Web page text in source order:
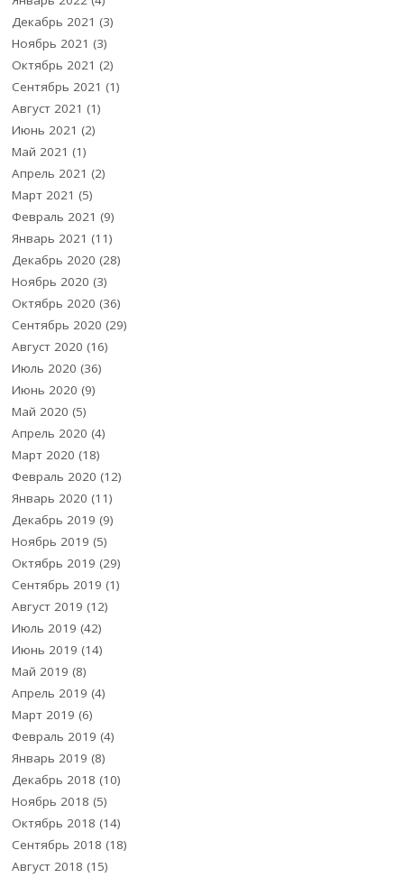
Декабрь 2021 (3)
Ноябрь 2021 (3)
Октябрь 2021 (2)
Сентябрь 2021 (1)
Август 2021 (1)
Июнь 2021 (2)
Май 2021 (1)
Апрель 2021 (2)
Март 2021 (5)
Февраль 2021 (9)
Январь 2021 (11)
Декабрь 2020 (28)
Ноябрь 2020 (3)
Октябрь 2020 (36)
Сентябрь 2020 (29)
Август 2020 (16)
Июль 2020 (36)
Июнь 2020 (9)
Май 2020 (5)
Апрель 2020 (4)
Март 2020 (18)
Февраль 2020 (12)
Январь 2020 (11)
Декабрь 2019 (9)
Ноябрь 2019 (5)
Октябрь 2019 (29)
Сентябрь 2019 (1)
Август 2019 (12)
Июль 2019 (42)
Июнь 2019 (14)
Май 2019 (8)
Апрель 2019 (4)
Март 2019 (6)
Февраль 2019 (4)
Январь 2019 (8)
Декабрь 2018 (10)
Ноябрь 2018 (5)
Октябрь 2018 (14)
Сентябрь 2018 (18)
Август 2018 (15)